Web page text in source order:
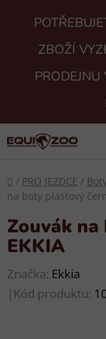
ZBOŽÍ
PRODEJNU
Domů
/ PRO JEZDCE /
na boty plastový
Zouvák
EKKIA
Značka: Ekkia
| Kód produktu: